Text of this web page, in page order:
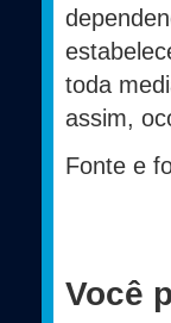
toda
assim,
Fonte e
Você